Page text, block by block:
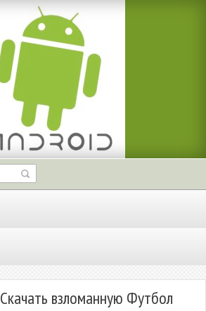
Скачать взломанную Футбол